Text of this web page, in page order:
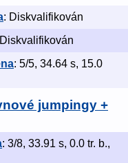
: Diskvalifikován
: 5/5, 34.64 s, 15.0
jumpingy +
: 3/8, 33.91 s, 0.0 tr. b.,